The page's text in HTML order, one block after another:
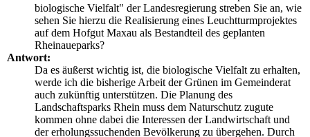
biologische Vielfalt" der Landesregierung streben Sie an, wie
sehen Sie hierzu die Realisierung eines Leuchtturmprojektes
auf dem Hofgut Maxau als Bestandteil des geplanten
Rheinaueparks?
Antwort:
Da es äußerst wichtig ist, die biologische Vielfalt zu erhalten,
werde ich die bisherige Arbeit der Grünen im Gemeinderat
auch zukünftig unterstützen. Die Planung des
Landschaftsparks Rhein muss dem Naturschutz zugute
kommen ohne dabei die Interessen der Landwirtschaft und
der erholungssuchenden Bevölkerung zu übergehen. Durch